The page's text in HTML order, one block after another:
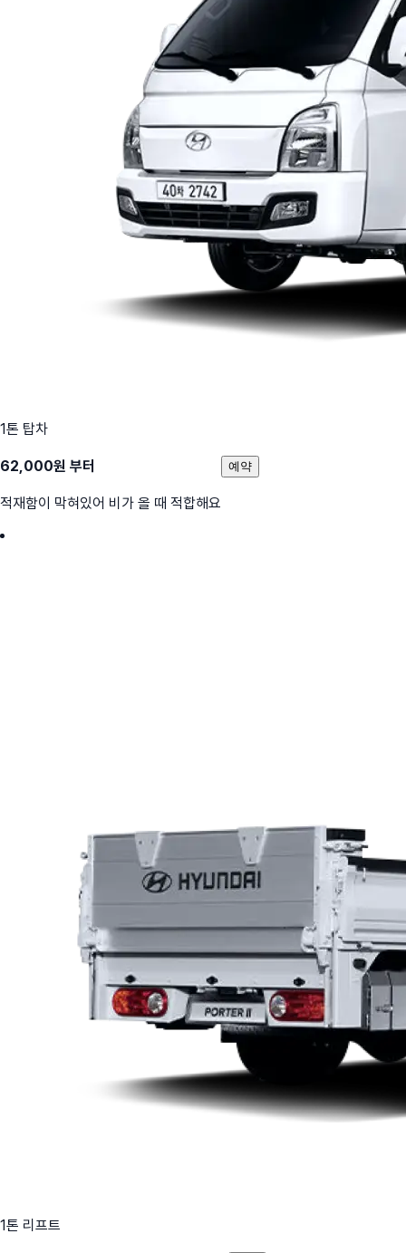
1톤 탑차
62,000원 부터
적재함이 막혀있어 비가 올 때 적합해요
예약
1톤 리프트